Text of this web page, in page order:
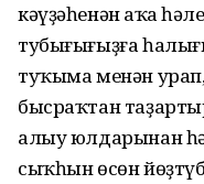
кәүҙәһенән аҫҡа
тубығығыҙға
туҡыма менән
бысраҡтан
алыу юлдарынан
сыҡһын өсөн